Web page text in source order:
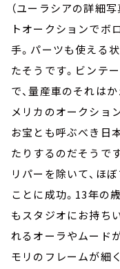
（ユーラシアの詳細写
トオークションでボ
手。パーツも使える
たそうです。ビンテ
で、量産車のそれは
メリカのオークショ
お宝とも呼ぶべき日
たりするのだそうで
リパーを除いて、ほ
ことに成功。13年の
もスタジオにお持ち
れるオーラやムードが
モリのフレームが細